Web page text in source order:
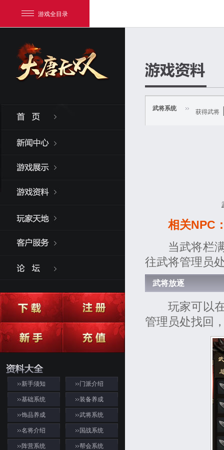
游戏全目录
新手须知 门派介绍
基础系统 装备养成
饰品养成 武将系统
名将介绍 国战系统
阵营系统 帮会系统
武将系统 获得武将
相关NPC
当武将栏满
往武将管理员
武将放逐
玩家可以在
管理员处找回